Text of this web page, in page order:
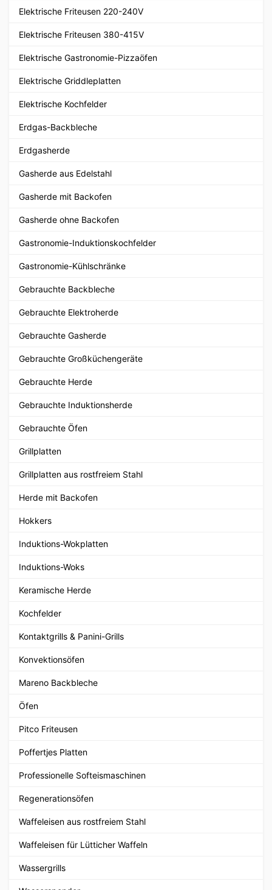
Elektrische Friteusen 220-240V
Elektrische Friteusen 380-415V
Elektrische Gastronomie-Pizzaöfen
Elektrische Griddleplatten
Elektrische Kochfelder
Erdgas-Backbleche
Erdgasherde
Gasherde aus Edelstahl
Gasherde mit Backofen
Gasherde ohne Backofen
Gastronomie-Induktionskochfelder
Gastronomie-Kühlschränke
Gebrauchte Backbleche
Gebrauchte Elektroherde
Gebrauchte Gasherde
Gebrauchte Großküchengeräte
Gebrauchte Herde
Gebrauchte Induktionsherde
Gebrauchte Öfen
Grillplatten
Grillplatten aus rostfreiem Stahl
Herde mit Backofen
Hokkers
Induktions-Wokplatten
Induktions-Woks
Keramische Herde
Kochfelder
Kontaktgrills & Panini-Grills
Konvektionsöfen
Mareno Backbleche
Öfen
Pitco Friteusen
Poffertjes Platten
Professionelle Softeismaschinen
Regenerationsöfen
Waffeleisen aus rostfreiem Stahl
Waffeleisen für Lütticher Waffeln
Wassergrills